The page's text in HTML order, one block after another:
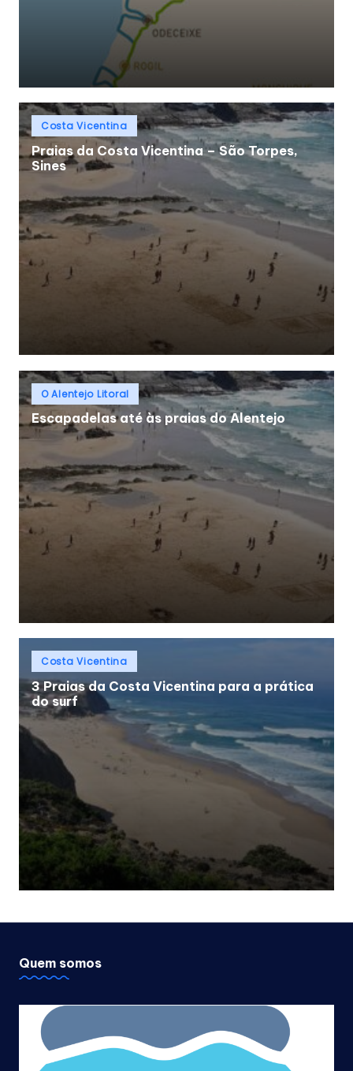
Posted
inCosta Vicentina
Praias da Costa Vicentina – São Torpes,
Sines
Posted
in
O Alentejo Litoral
Escapadelas até às praias do Alentejo
Posted
inCosta Vicentina
3 Praias da Costa Vicentina para a prática
do surf
Quem somos